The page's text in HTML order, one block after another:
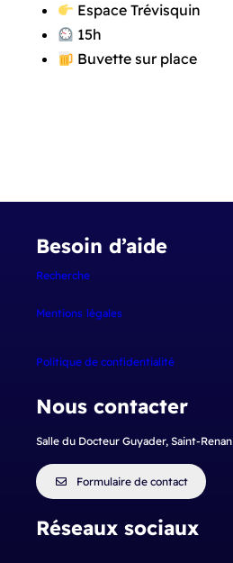
Espace Trévisquin
15h
Buvette sur place
Besoin d’aide
Recherche
Mentions légales
Politique de confidentialité
Nous contacter
Salle du Docteur Guyader, Saint-Renan
Formulaire de contact
Réseaux sociaux